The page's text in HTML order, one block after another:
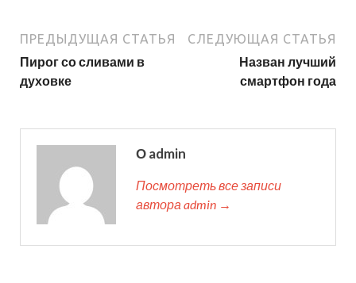
ПРЕДЫДУЩАЯ СТАТЬЯ
Пирог со сливами в
духовке
СЛЕДУЮЩАЯ СТАТЬЯ
Назван лучший
смартфон года
О admin
Посмотреть все записи
автора admin →